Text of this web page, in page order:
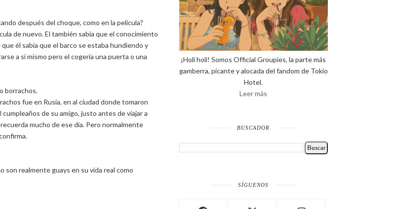
después del choque, como en la película?
de nuevo. El también sabia que el conocimiento
él sabía que el barco se estaba hundiendo y
a sí mismo pero el cogería una puerta o una
borrachos.
fue en Rusia, en al ciudad donde tomaron
de su amigo, justo antes de viajar a
mucho de ese día. Pero normalmente
son realmente guays en su vida real como
¡Holi holi! Somos Official Groupies, la parte más
gamberra, picante y alocada del fandom de Tokio
Hotel.
Leer más
BUSCADOR
SÍGUENOS